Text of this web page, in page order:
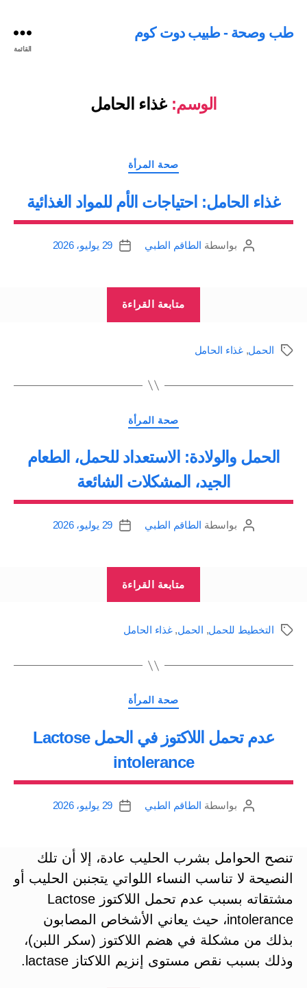
طب وصحة - طبيب دوت كوم
القائمة
الوسم: غذاء الحامل
التصنيفات
صحة المرأة
غذاء الحامل: احتياجات الأم للمواد الغذائية
كاتببواسطة الطاقم الطبي
تاريخ
29 يوليو، 2026
متابعة القراءة
الوسومالحمل,غذاء الحامل
التصنيفات
صحة المرأة
الحمل والولادة: الاستعداد للحمل، الطعام
الجيد، المشكلات الشائعة
كاتببواسطة الطاقم الطبي
تاريخ
29 يوليو، 2026
متابعة القراءة
الوسومالتخطيط للحمل, الحمل,غذاء الحامل
التصنيفات
صحة المرأة
عدم تحمل اللاكتوز في الحمل Lactose
intolerance
كاتببواسطة الطاقم الطبي
تاريخ
29 يوليو، 2026
تنصح الحوامل بشرب الحليب عادة، إلا أن تلك
النصيحة لا تناسب النساء اللواتي يتجنبن الحليب أو
مشتقاته بسبب عدم تحمل اللاكتوز Lactose
intolerance، حيث يعاني الأشخاص المصابون
بذلك من مشكلة في هضم اللاكتوز (سكر اللبن)،
وذلك بسبب نقص مستوى إنزيم اللاكتاز lactase.